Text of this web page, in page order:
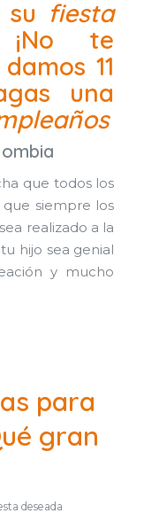
fiesta
¡No te
11
una
que todos los
que siempre los
realizado a la
hijo sea genial
y mucho
para
gran
deseada